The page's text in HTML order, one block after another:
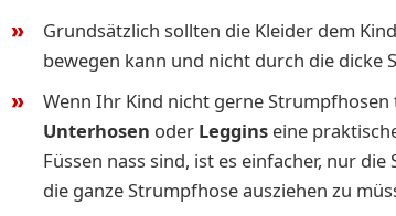
Grundsätzlich sollten die Kleider dem
bewegen kann und nicht durch die dicke
Wenn Ihr Kind nicht gerne Strumpfhosen
Unterhosen oder Leggins eine
Füssen nass sind, ist es einfacher, nur
die ganze Strumpfhose ausziehen zu